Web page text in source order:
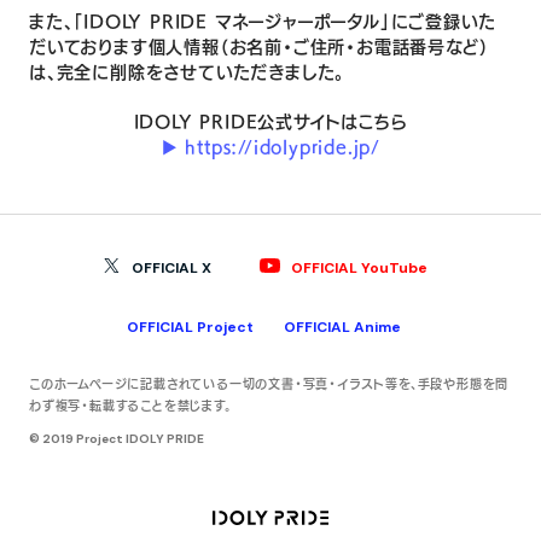
また、「IDOLY PRIDE マネージャーポータル」にご登録いた
だいております個人情報（お名前・ご住所・お電話番号など）
は、完全に削除をさせていただきました。
IDOLY PRIDE公式サイトはこちら
▶︎ https://idolypride.jp/
OFFICIAL X OFFICIAL YouTube
OFFICIAL Project OFFICIAL Anime
このホームページに記載されている一切の文書・写真・イラスト等を、手段や形態を問
わず複写・転載することを禁じます。
© 2019 Project IDOLY PRIDE